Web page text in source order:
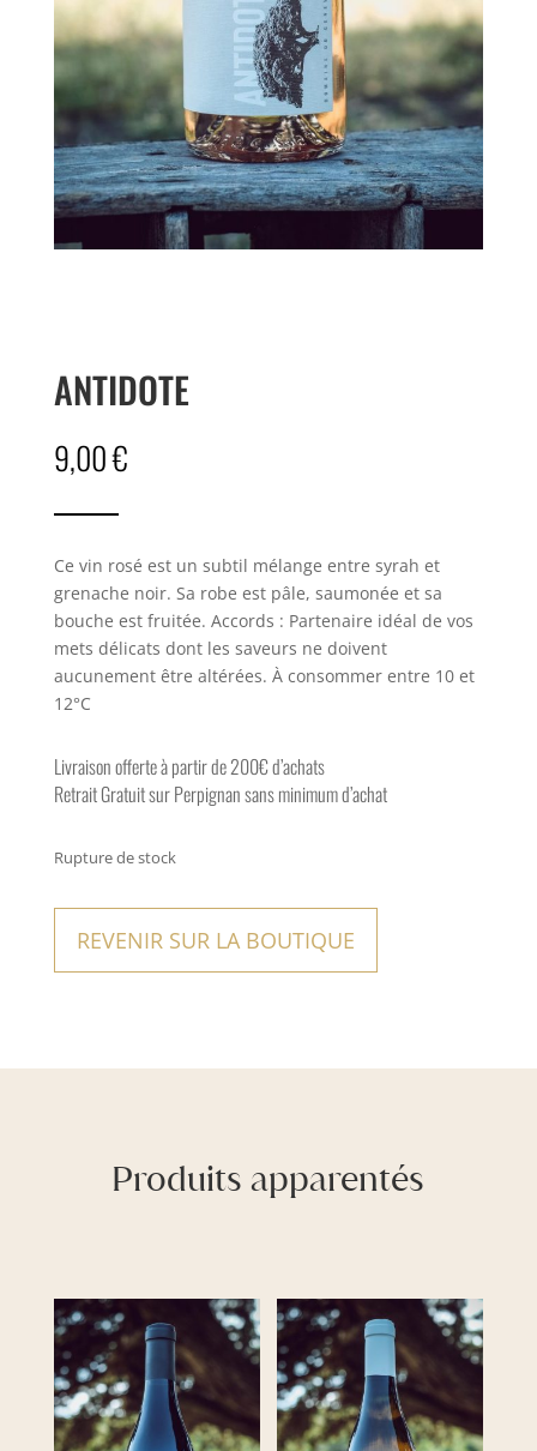
ANTIDOTE
9,00€
Ce vin rosé est un subtil mélange entre syrah et
grenache noir. Sa robe est pâle, saumonée et sa
bouche est fruitée. Accords : Partenaire idéal de vos
mets délicats dont les saveurs ne doivent
aucunement être altérées. À consommer entre 10 et
12°C
Livraison offerte à partir de 200€ d’achats
Retrait Gratuit sur Perpignan sans minimum d’achat
Rupture de stock
REVENIR SUR LA BOUTIQUE
Produits apparentés